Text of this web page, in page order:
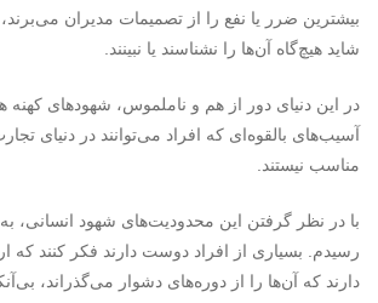
بیشترین ضرر یا نفع را از تصمیمات مدیران
شاید هیچ‌گاه آن‌ها را نشناسند یا نبینند.
در این دنیای دور از هم و ناملموس، شهودهای
آسیب‌های بالقوه‌ای که افراد می‌توانند در دنیای
مناسب نیستند.
با در نظر گرفتن این محدودیت‌های شهود انسانی، به
رسیدم. بسیاری از افراد دوست دارند فکر کنند
دارند که آن‌ها را از دوره‌های دشوار می‌گذراند،